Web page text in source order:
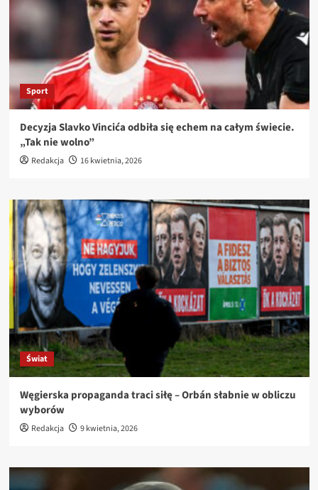
Sport
Decyzja Slavko Vincića odbiła się echem na całym świecie.
„Tak nie wolno”
Redakcja 16 kwietnia, 2026
Świat
Węgierska propaganda traci siłę – Orbán słabnie w obliczu
wyborów
Redakcja 9 kwietnia, 2026